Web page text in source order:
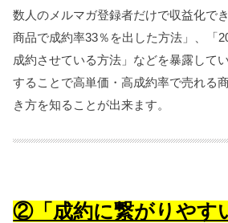
数人のメルマガ登録者だけで収益化で
商品で成約率33％を出した方法」、「
成約させている方法」などを暴露して
することで高単価・高成約率で売れる
き方を知ることが出来ます。
②「成約に繋がりやす